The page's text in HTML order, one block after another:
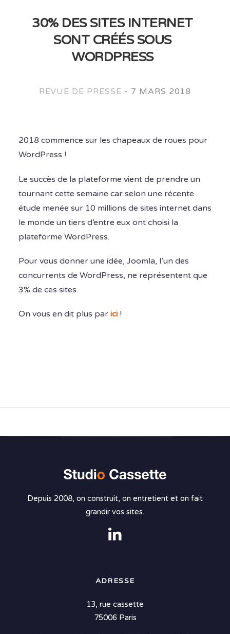
30% DES SITES INTERNET
SONT CRÉÉS SOUS
WORDPRESS
REVUE DE PRESSE - 7 MARS 2018
2018 commence sur les chapeaux de roues pour
WordPress !
Le succès de la plateforme vient de prendre un
tournant cette semaine car selon une récente
étude menée sur 10 millions de sites internet dans
le monde un tiers d’entre eux ont choisi la
plateforme WordPress.
Pour vous donner une idée, Joomla, l’un des
concurrents de WordPress, ne représentent que
3% de ces sites.
On vous en dit plus par ici !
Depuis 2008, on construit, on entretient et on fait
grandir vos sites.
ADRESSE
13, rue cassette
75006 Paris